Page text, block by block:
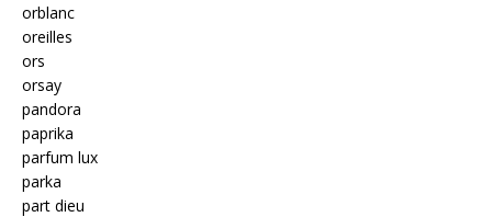
orblanc
oreilles
ors
orsay
pandora
paprika
parfum lux
parka
part dieu